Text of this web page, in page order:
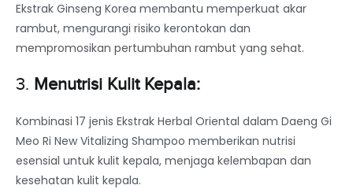
Ekstrak Ginseng Korea membantu memperkuat akar
rambut, mengurangi risiko kerontokan dan
mempromosikan pertumbuhan rambut yang sehat.
3. Menutrisi Kulit Kepala:
Kombinasi 17 jenis Ekstrak Herbal Oriental dalam Daeng Gi
Meo Ri New Vitalizing Shampoo memberikan nutrisi
esensial untuk kulit kepala, menjaga kelembapan dan
kesehatan kulit kepala.